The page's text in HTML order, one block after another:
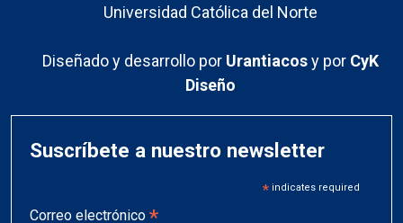
Universidad Católica del Norte
Diseñado y desarrollo por Urantiacosy por CyK
Diseño
Suscríbete a nuestro newsletter
*indicates required
Correo electrónico *